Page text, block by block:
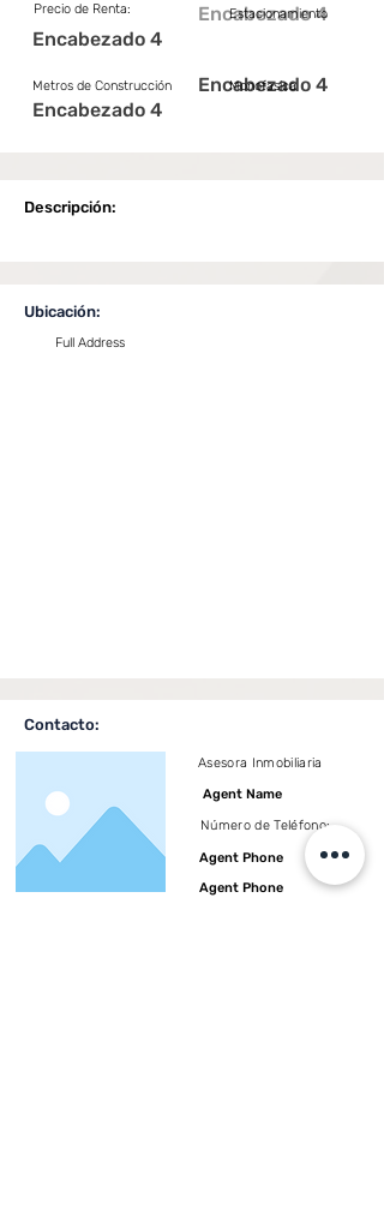
Precio de Renta:
Encabezado 4
Encabezado 4
Estacionamiento
Metros de Construcción
Encabezado 4
Encabezado 4
Monofasica
Descripción:
Ubicación:
Full Address
Contacto:
Asesora Inmobiliaria
Agent Name
Número de Teléfono:
Agent Phone
Agent Phone